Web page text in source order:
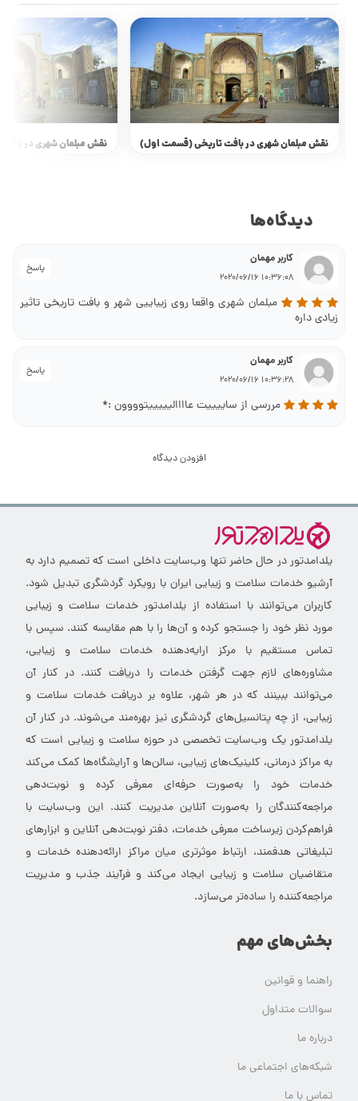
نقش مبلمان شهری در بافت تاریخی (قسمت اول) نقش مبلمان شهری در
دیدگاه‌ها
پاسخ
کاربر مهمان
10:36:08 2020/06/16
مبلمان شهری واقعا روی زیباییی شهر و بافت تاریخی تاثیر
زیادی داره
پاسخ
کاربر مهمان
10:36:28 2020/06/16
مررسی از ساییییت عاااالیییییتوووون :*
افزودن دیدگاه
یلدامدتور در حال حاضر تنها وب‌سایت داخلی است که تصمیم دارد به
آرشیو خدمات سلامت و زیبایی ایران با رویکرد گردشگری تبدیل شود.
کاربران می‌توانند با استفاده از یلدامدتور خدمات سلامت و زیبایی
مورد نظر خود را جستجو کرده و آن‌ها را با هم مقایسه کنند. سپس با
تماس مستقیم با مرکز ارایه‌دهنده خدمات سلامت و زیبایی،
مشاوره‌های لازم جهت گرفتن خدمات را دریافت کنند. در کنار آن
می‌توانند ببینند که در هر شهر، علاوه بر دریافت خدمات سلامت و
زیبایی، از چه پتانسیل‌های گردشگری نیز بهره‌مند می‌شوند. در کنار آن
یلدامدتور یک وب‌سایت تخصصی در حوزه سلامت و زیبایی است که
به مراکز درمانی، کلینیک‌های زیبایی، سالن‌ها و آرایشگاه‌ها کمک می‌کند
خدمات خود را به‌صورت حرفه‌ای معرفی کرده و نوبت‌دهی
مراجعه‌کنندگان را به‌صورت آنلاین مدیریت کنند. این وب‌سایت با
فراهم‌کردن زیرساخت معرفی خدمات، دفتر نوبت‌دهی آنلاین و ابزارهای
تبلیغاتی هدفمند، ارتباط موثرتری میان مراکز ارائه‌دهنده خدمات و
متقاضیان سلامت و زیبایی ایجاد می‌کند و فرآیند جذب و مدیریت
مراجعه‌کننده را ساده‌تر می‌سازد.
بخش‌های مهم
راهنما و قوانین
سوالات متداول
درباره ما
شبکه‌های اجتماعی ما
تماس با ما